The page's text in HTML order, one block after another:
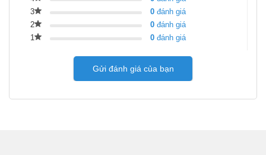
3
0 đánh giá
2
0 đánh giá
1
0 đánh giá
Gửi đánh giá của bạn